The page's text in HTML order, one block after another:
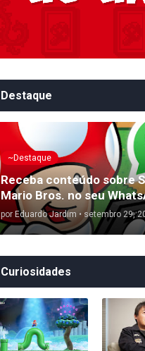
Destaque
~Destaque
Receba conteúdo sobre
Mario Bros. no seu
por Eduardo Jardim • setembro 29,
Curiosidades